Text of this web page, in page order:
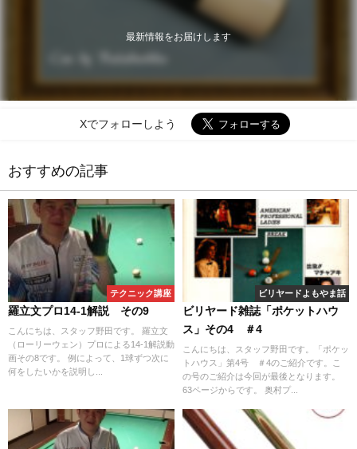
最新情報をお届けします
Xでフォローしよう
おすすめの記事
テクニック講座
羅立文プロ14-1解説 その9
こんにちは、スタッフ野田です。 羅立文
（ローリーウェン）プロによる14-1解説動
画その8です。 例によって、1球ずつ次に
何をしたいかを説明し...
ビリヤードよもやま話
ビリヤード雑誌「ポケットハウ
ス」その4 ＃4
こんにちは、スタッフ野田です。「ポケッ
トハウス」第4号 ＃4のご紹介です。こ
の号のご紹介は今回が最後となります。
63ページからです。 奥村プ...